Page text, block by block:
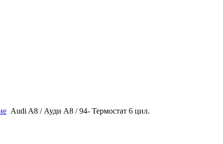
Audi A8 / Ауди А8 / 94- Термостат 6 цил.